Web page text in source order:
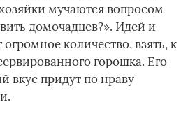
мучаются вопросом
домочадцев?». Идей и
количество, взять, к
горошка. Его
вкус придут по нраву